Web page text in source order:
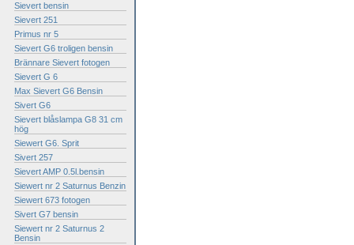
Sievert bensin
Sievert 251
Primus nr 5
Sievert G6 troligen bensin
Brännare Sievert fotogen
Sievert G 6
Max Sievert G6 Bensin
Sivert G6
Sievert blåslampa G8 31 cm
hög
Siewert G6. Sprit
Sivert 257
Sievert AMP 0.5l.bensin
Siewert nr 2 Saturnus Benzin
Siewert 673 fotogen
Sivert G7 bensin
Siewert nr 2 Saturnus 2
Bensin